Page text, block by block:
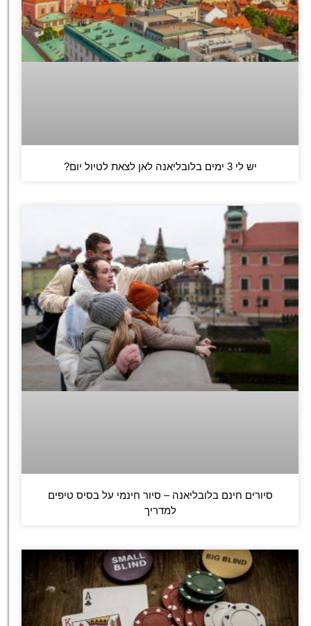
יש לי 3 ימים בלובליאנה לאן לצאת לטיול יום?
סיורים חינם בלובליאנה – סיור חינמי על בסיס טיפים
למדריך